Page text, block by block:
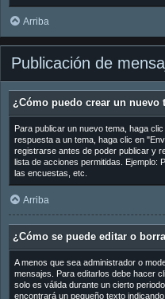
Arriba
Publicación de
¿Cómo puedo crear un nuevo
Para publicar un nuevo tema, haga
respuesta a un tema, haga clic en
registrarse antes de poder publicar y
lista de acciones permitidas. Ejemplo:
las encuestas, etc.
Arriba
¿Cómo se puede editar o
A menos que sea administrador o
mensajes. Para editarlos debe hacer
solo es válida durante un cierto
encontrará un pequeño texto